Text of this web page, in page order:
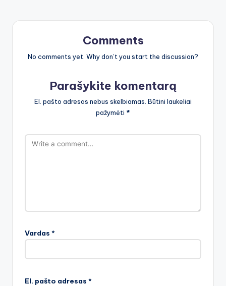
Comments
No comments yet. Why don’t you start the discussion?
Parašykite komentarą
El. pašto adresas nebus skelbiamas. Būtini laukeliai
pažymėti *
Vardas *
El. pašto adresas *